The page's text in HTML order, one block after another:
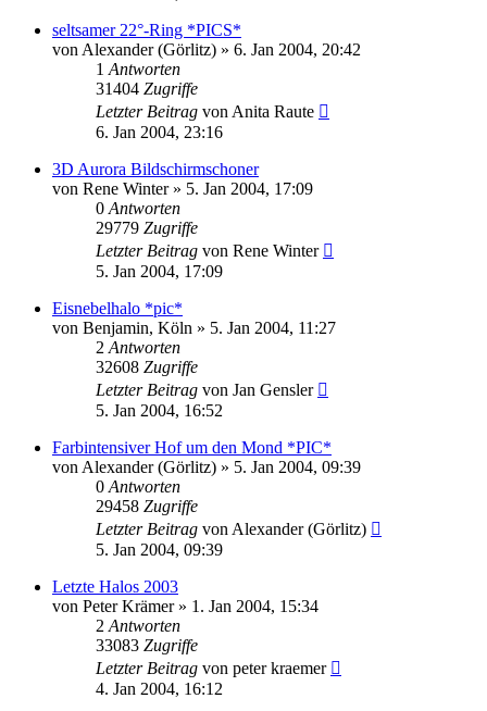
seltsamer 22°-Ring *PICS*
von Alexander (Görlitz) » 6. Jan 2004, 20:42
1 Antworten
31404 Zugriffe
Letzter Beitrag von Anita Raute
6. Jan 2004, 23:16
3D Aurora Bildschirmschoner
von Rene Winter» 5. Jan 2004, 17:09
0 Antworten
29779 Zugriffe
Letzter Beitrag von Rene Winter
5. Jan 2004, 17:09
Eisnebelhalo *pic*
von Benjamin, Köln » 5. Jan 2004, 11:27
2 Antworten
32608 Zugriffe
Letzter Beitrag von Jan Gensler
5. Jan 2004, 16:52
Farbintensiver Hof um den Mond *PIC*
von Alexander (Görlitz) » 5. Jan 2004, 09:39
0 Antworten
29458 Zugriffe
Letzter Beitrag von Alexander (Görlitz)
5. Jan 2004, 09:39
Letzte Halos 2003
von Peter Krämer» 1. Jan 2004, 15:34
2 Antworten
33083 Zugriffe
Letzter Beitrag von peter kraemer
4. Jan 2004, 16:12